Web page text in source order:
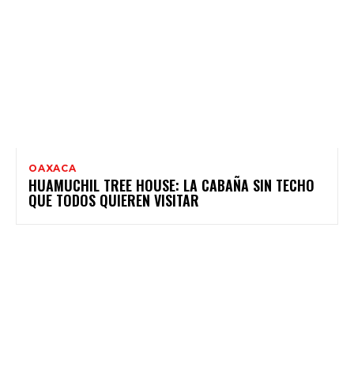
OAXACA
HUAMUCHIL TREE HOUSE: LA CABAÑA SIN TECHO
QUE TODOS QUIEREN VISITAR